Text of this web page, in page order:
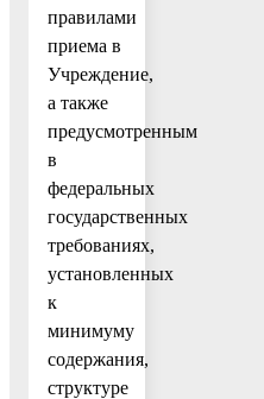
правилами
приема в
Учреждение,
а также
предусмотренным
в
федеральных
государственных
требованиях,
установленных
к
минимуму
содержания,
структуре